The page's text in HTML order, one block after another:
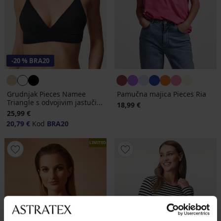
-20 % BRA20
Grudnjak Pieces Namee
Triangle s odvojivim jastuči...
25,99 €
20,79 € Kod BRA20
Pamučna majica Pieces Ria
18,99 €
LIMITED